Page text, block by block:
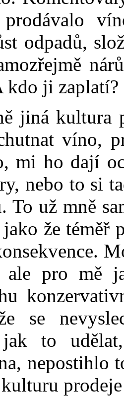
odpadů,
kdo ji
jiná kultura
víno,
mi ho dají
nebo to si
To už mně
jako že
ale pro mě
se
jak to
nepostihlo